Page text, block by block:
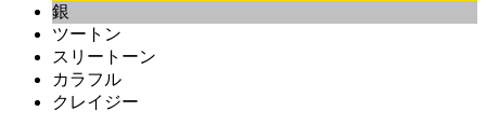
銀
ツートン
スリートーン
カラフル
クレイジー